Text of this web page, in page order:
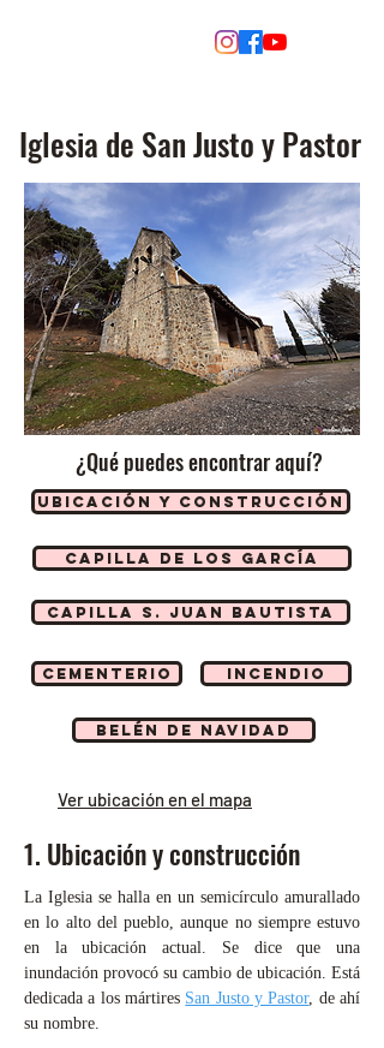
Iglesia de San Justo y Pastor
¿Qué puedes encontrar aquí?
Ubicación y construcción
capilla de los garcía
capilla s. juan bautista
cementerio incendio
belén de navidad
Ver ubicación en el mapa
1. Ubicación y construcción
La Iglesia se halla en un semicírculo amurallado
en lo alto del pueblo, aunque no siempre estuvo
en la ubicación actual. Se dice que una
inundación provocó su cambio de ubicación. Está
dedicada a los mártires San Justo y Pastor, de ahí
su nombre.